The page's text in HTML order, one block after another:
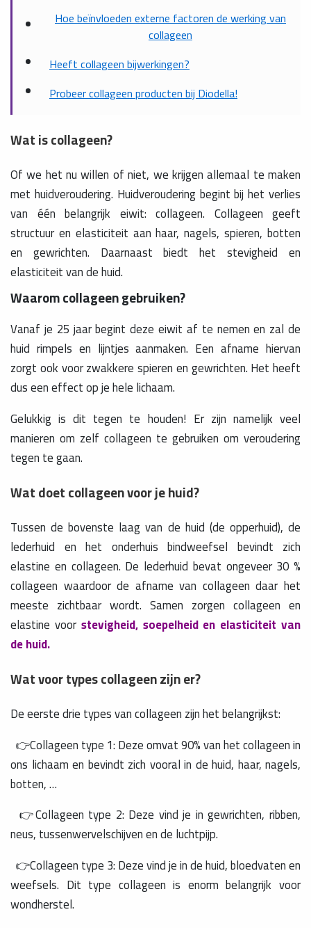
Hoe beïnvloeden externe factoren de werking van
collageen
Heeft collageen bijwerkingen?
Probeer collageen producten bij Diodella!
Wat is collageen?
Of we het nu willen of niet, we krijgen allemaal te maken
met huidveroudering. Huidveroudering begint bij het verlies
van één belangrijk eiwit: collageen. Collageen geeft
structuur en elasticiteit aan haar, nagels, spieren, botten
en gewrichten. Daarnaast biedt het stevigheid en
elasticiteit van de huid.
Waarom collageen gebruiken?
Vanaf je 25 jaar begint deze eiwit af te nemen en zal de
huid rimpels en lijntjes aanmaken. Een afname hiervan
zorgt ook voor zwakkere spieren en gewrichten. Het heeft
dus een effect op je hele lichaam.
Gelukkig is dit tegen te houden! Er zijn namelijk veel
manieren om zelf collageen te gebruiken om veroudering
tegen te gaan.
Wat doet collageen voor je huid?
Tussen de bovenste laag van de huid (de opperhuid), de
lederhuid en het onderhuis bindweefsel bevindt zich
elastine en collageen. De lederhuid bevat ongeveer 30 %
collageen waardoor de afname van collageen daar het
meeste zichtbaar wordt. Samen zorgen collageen en
elastine voorstevigheid, soepelheid en elasticiteit van
de huid.
Wat voor types collageen zijn er?
De eerste drie types van collageen zijn het belangrijkst:
👉Collageen type 1: Deze omvat 90% van het collageen in
ons lichaam en bevindt zich vooral in de huid, haar, nagels,
botten, …
👉Collageen type 2: Deze vind je in gewrichten, ribben,
neus, tussenwervelschijven en de luchtpijp.
👉Collageen type 3: Deze vind je in de huid, bloedvaten en
weefsels. Dit type collageen is enorm belangrijk voor
wondherstel.